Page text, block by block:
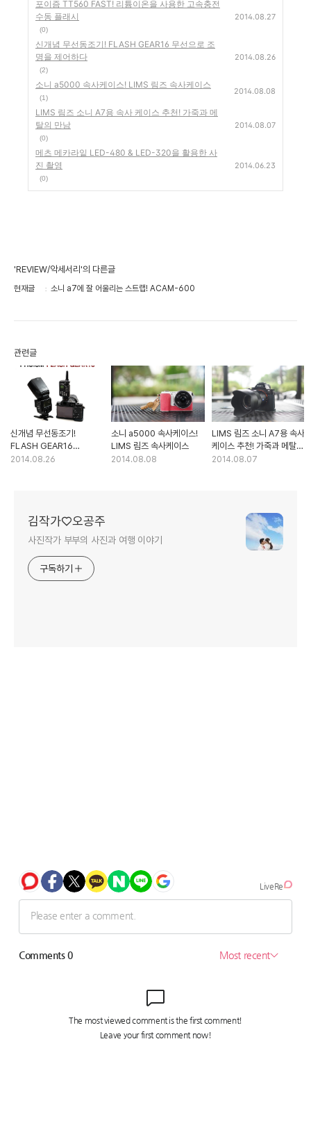
포이즘 TT560 FAST! 리튬이온을 사용한 고속충전
수동 플래시
(0)
2014.08.27
신개념 무선동조기! FLASH GEAR16 무선으로 조
명을 제어하다
(2)
2014.08.26
소니 a5000 속사케이스! LIMS 림즈 속사케이스
(1)
2014.08.08
LIMS 림즈 소니 A7용 속사 케이스 추천! 가죽과 메
탈의 만남
(0)
2014.08.07
메츠 메카라잍 LED-480 & LED-320을 활용한 사
진 촬영
(0)
2014.06.23
'REVIEW/악세서리'의 다른글
현재글 소니 a7에 잘 어울리는 스트랩! ACAM-600
관련글
신개념 무선동조기!
FLASH GEAR16
무선으로 조명을 제어하다
2014.08.26
소니 a5000 속사케이스!
LIMS 림즈 속사케이스
2014.08.08
LIMS 림즈 소니 A7용 속사
케이스 추천! 가죽과 메탈의
만남
2014.08.07
김작가♡오공주
사진작가 부부의 사진과 여행 이야기
구독하기